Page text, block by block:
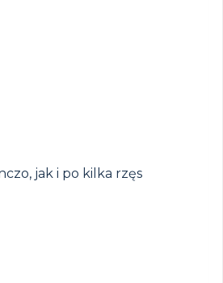
jak i po kilka rzęs